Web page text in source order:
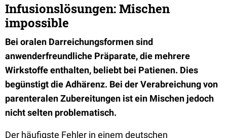
Infusionslösungen: Mischen
impossible
Bei oralen Darreichungsformen sind
anwenderfreundliche Präparate, die mehrere
Wirkstoffe enthalten, beliebt bei Patienen. Dies
begünstigt die Adhärenz. Bei der Verabreichung von
parenteralen Zubereitungen ist ein Mischen jedoch
nicht selten problematisch.
Der häufigste Fehler in einem deutschen